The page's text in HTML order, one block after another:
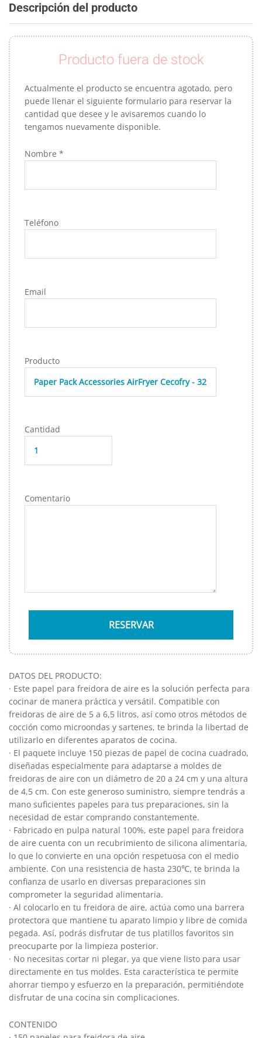
Descripción del producto
Producto fuera de stock
Actualmente el producto se encuentra agotado, pero
puede llenar el siguiente formulario para reservar la
cantidad que desee y le avisaremos cuando lo
tengamos nuevamente disponible.
Nombre *
Teléfono
Email
Producto
Cantidad
Comentario
DATOS DEL PRODUCTO:
· Este papel para freidora de aire es la solución perfecta para
cocinar de manera práctica y versátil. Compatible con
freidoras de aire de 5 a 6,5 litros, así como otros métodos de
cocción como microondas y sartenes, te brinda la libertad de
utilizarlo en diferentes aparatos de cocina.
· El paquete incluye 150 piezas de papel de cocina cuadrado,
diseñadas especialmente para adaptarse a moldes de
freidoras de aire con un diámetro de 20 a 24 cm y una altura
de 4,5 cm. Con este generoso suministro, siempre tendrás a
mano suficientes papeles para tus preparaciones, sin la
necesidad de estar comprando constantemente.
· Fabricado en pulpa natural 100%, este papel para freidora
de aire cuenta con un recubrimiento de silicona alimentaria,
lo que lo convierte en una opción respetuosa con el medio
ambiente. Con una resistencia de hasta 230℃, te brinda la
confianza de usarlo en diversas preparaciones sin
comprometer la seguridad alimentaria.
· Al colocarlo en tu freidora de aire, actúa como una barrera
protectora que mantiene tu aparato limpio y libre de comida
pegada. Así, podrás disfrutar de tus platillos favoritos sin
preocuparte por la limpieza posterior.
· No necesitas cortar ni plegar, ya que viene listo para usar
directamente en tus moldes. Esta característica te permite
ahorrar tiempo y esfuerzo en la preparación, permitiéndote
disfrutar de una cocina sin complicaciones.
CONTENIDO